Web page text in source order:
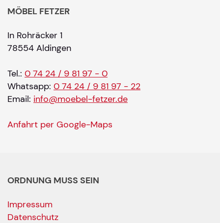
MÖBEL FETZER
In Rohräcker 1
78554 Aldingen
Tel.: 0 74 24 / 9 81 97 - 0
Whatsapp: 0 74 24 / 9 81 97 - 22
Email: info@moebel-fetzer.de
Anfahrt per Google-Maps
ORDNUNG MUSS SEIN
Impressum
Datenschutz